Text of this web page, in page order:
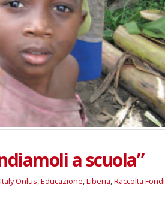
a scuola”
Onlus,Educazione,Liberia,Raccolta Fondi